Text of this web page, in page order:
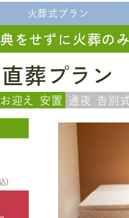
火葬式 プラン
をせずに火葬のみ
直葬プラン
お迎え 安置 通夜 告別
)